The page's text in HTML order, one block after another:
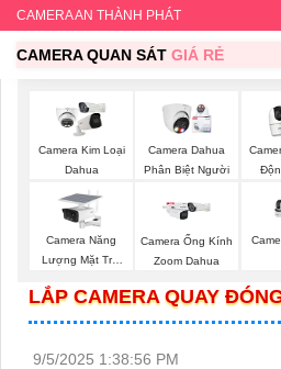
CAMERA AN THÀNH PHÁT
CAMERA QUAN SÁT GIÁ RẺ
Camera Kim Loại
Dahua
Camera Dahua
Phân Biệt Người
Camera Năng
Lượng Mặt Trời
Camera Ống Kính
Zoom Dahua
LẮP CAMERA QUAY
9/5/2025 1:38:56 PM